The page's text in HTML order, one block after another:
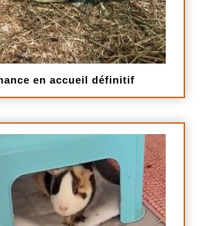
en accueil définitif